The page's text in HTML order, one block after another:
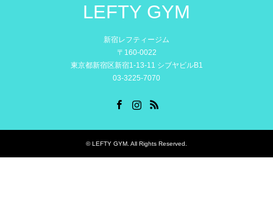
LEFTY GYM
新宿レフティージム
〒160-0022
東京都新宿区新宿1-13-11 シブヤビルB1
03-3225-7070
©LEFTY GYM . All Rights Reserved.